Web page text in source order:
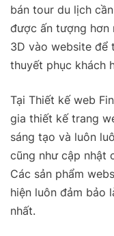
bán tour du lịch
được ấn tượng hơn
3D vào website để
thuyết phục khách
Tại Thiết kế web
gia thiết kế trang
sáng tạo và luôn
cũng như cập nhật
Các sản phẩm
hiện luôn đảm bảo
nhất.